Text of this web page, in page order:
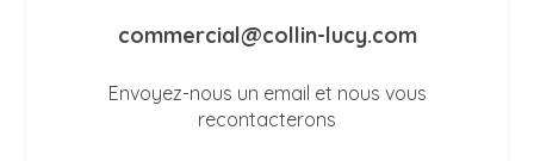
commercial@collin-lucy.com
Envoyez-nous un email et nous vous
recontacterons